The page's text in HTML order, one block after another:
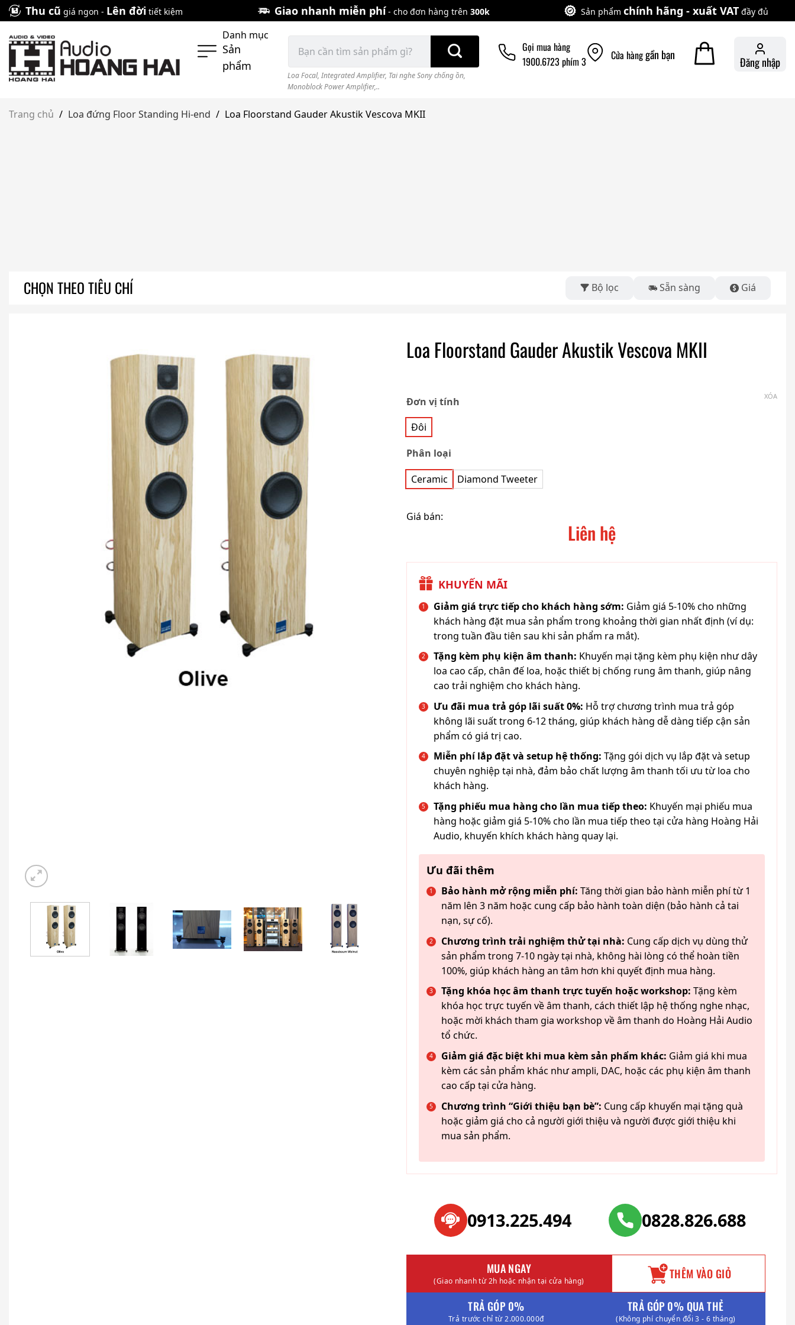
Skip
to
content
Thu cũ giá ngon - Lên đời tiết kiệm Giao nhanh miễn phí- cho đơn hàng trên 300k Sản phẩm chính hãng - xuất VAT đầy đủ
Danh mục
Sản
phẩm
kiếm:
Loa Focal, Integrated Amplifier, Tai nghe Sony chống ồn,
Monoblock Power Amplifier,..
Gọi mua hàng
1900.6723 phím 3
Cửa hànggần bạn Đăng nhập
Trang chủ / Loa đứng Floor Standing Hi-end / Loa Floorstand Gauder Akustik Vescova MKII
CHỌN THEO TIÊU CHÍ Bộ lọc Sẵn sàng Giá
Loa Floorstand Gauder Akustik Vescova MKII
Đơn vị tính
Đôi
Phân loại
Ceramic
Diamond Tweeter
XÓA
Giá bán:
Liên hệ
KHUYẾN MÃI
Giảm giá trực tiếp cho khách hàng sớm: Giảm giá 5-10% cho những
khách hàng đặt mua sản phẩm trong khoảng thời gian nhất định (ví dụ:
trong tuần đầu tiên sau khi sản phẩm ra mắt).
Tặng kèm phụ kiện âm thanh: Khuyến mại tặng kèm phụ kiện như dây
loa cao cấp, chân đế loa, hoặc thiết bị chống rung âm thanh, giúp nâng
cao trải nghiệm cho khách hàng.
Ưu đãi mua trả góp lãi suất 0%: Hỗ trợ chương trình mua trả góp
không lãi suất trong 6-12 tháng, giúp khách hàng dễ dàng tiếp cận sản
phẩm có giá trị cao.
Miễn phí lắp đặt và setup hệ thống: Tặng gói dịch vụ lắp đặt và setup
chuyên nghiệp tại nhà, đảm bảo chất lượng âm thanh tối ưu từ loa cho
khách hàng.
Tặng phiếu mua hàng cho lần mua tiếp theo: Khuyến mại phiếu mua
hàng hoặc giảm giá 5-10% cho lần mua tiếp theo tại cửa hàng Hoàng Hải
Audio, khuyến khích khách hàng quay lại.
Ưu đãi thêm
Bảo hành mở rộng miễn phí: Tăng thời gian bảo hành miễn phí từ 1
năm lên 3 năm hoặc cung cấp bảo hành toàn diện (bảo hành cả tai
nạn, sự cố).
Chương trình trải nghiệm thử tại nhà: Cung cấp dịch vụ dùng thử
sản phẩm trong 7-10 ngày tại nhà, không hài lòng có thể hoàn tiền
100%, giúp khách hàng an tâm hơn khi quyết định mua hàng.
Tặng khóa học âm thanh trực tuyến hoặc workshop: Tặng kèm
khóa học trực tuyến về âm thanh, cách thiết lập hệ thống nghe nhạc,
hoặc mời khách tham gia workshop về âm thanh do Hoàng Hải Audio
tổ chức.
Giảm giá đặc biệt khi mua kèm sản phẩm khác: Giảm giá khi mua
kèm các sản phẩm khác như ampli, DAC, hoặc các phụ kiện âm thanh
cao cấp tại cửa hàng.
Chương trình “Giới thiệu bạn bè”: Cung cấp khuyến mại tặng quà
hoặc giảm giá cho cả người giới thiệu và người được giới thiệu khi
mua sản phẩm.
0913.225.494 0828.826.688
MUA NGAY
(Giao nhanh từ 2h hoặc nhận tại cửa hàng) THÊM VÀO GIỎ
TRẢ GÓP 0%
Trả trước chỉ từ 2.000.000đ
TRẢ GÓP 0% QUA THẺ
(Không phí chuyển đổi 3 - 6 tháng)